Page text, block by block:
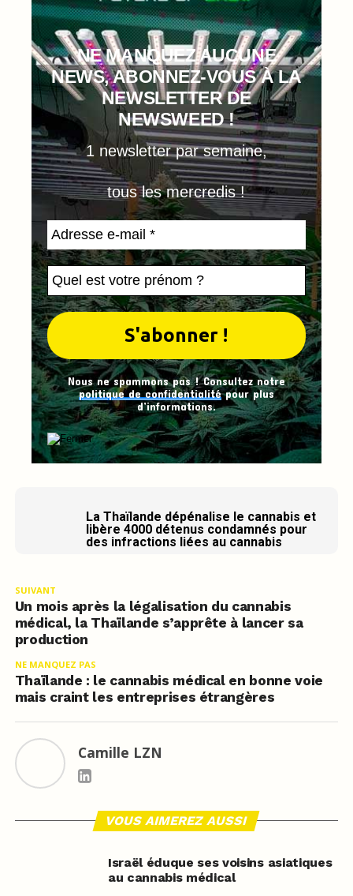
NE MANQUEZ AUCUNE
NEWS, ABONNEZ-VOUS À LA
NEWSLETTER DE
NEWSWEED !
1 newsletter par semaine,
tous les mercredis !
Nous ne spammons pas ! Consultez notre
politique de confidentialitépour plus
d’informations.
La Thaïlande dépénalise le cannabis et
libère 4000 détenus condamnés pour
des infractions liées au cannabis
SUIVANT
Un mois après la légalisation du cannabis
médical, la Thaïlande s’apprête à lancer sa
production
NE MANQUEZ PAS
Thaïlande : le cannabis médical en bonne voie
mais craint les entreprises étrangères
Camille LZN
VOUS AIMEREZ AUSSI
Israël éduque ses voisins asiatiques
au cannabis médical